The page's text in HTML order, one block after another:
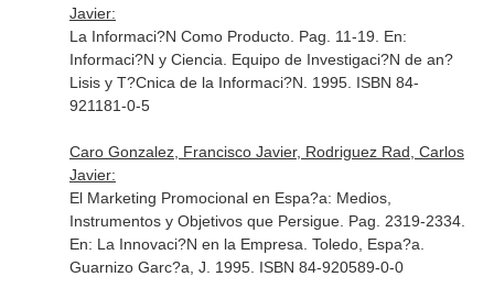
Javier:
La Informaci?N Como Producto. Pag. 11-19. En:
Informaci?N y Ciencia . Equipo de Investigaci?N de an?
Lisis y T?Cnica de la Informaci?N. 1995. ISBN 84-
921181-0-5
Caro Gonzalez, Francisco Javier, Rodriguez Rad, Carlos
Javier:
El Marketing Promocional en Espa?a: Medios,
Instrumentos y Objetivos que Persigue. Pag. 2319-2334.
En: La Innovaci?N en la Empresa . Toledo, Espa?a.
Guarnizo Garc?a, J. 1995. ISBN 84-920589-0-0